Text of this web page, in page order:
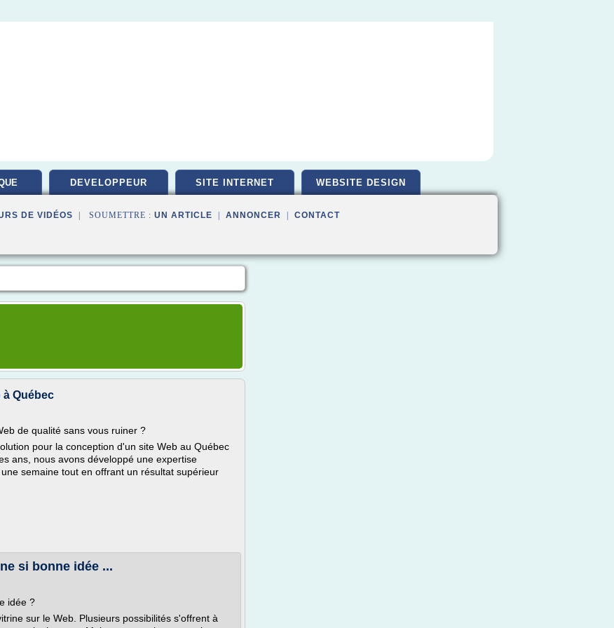
DEVELOPPEUR SITE INTERNET WEBSITE DESIGN
DE VIDÉOS | SOUMETTRE : UN ARTICLE ANNONCER CONTACT
Québec
de qualité sans vous ruiner ?
pour la conception d'un site Web au Québec
ans, nous avons développé une expertise
semaine tout en offrant un résultat supérieur
si bonne idée ...
idée ?
sur le Web. Plusieurs possibilités s'offrent à